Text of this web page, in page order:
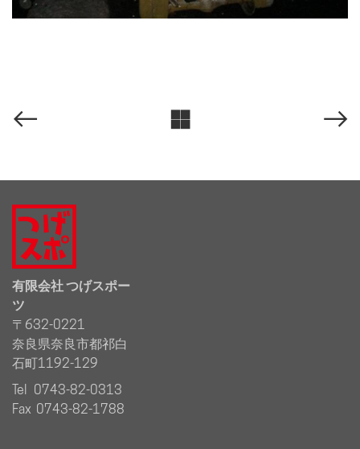
有限会社 つげスポー
ツ
〒632-0221
奈良県奈良市都祁白
石町1192-129
Tel 0743-82-0313
Fax 0743-82-1788